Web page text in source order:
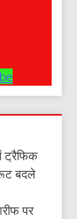
ट्रैफिक
रूट बदले
पर